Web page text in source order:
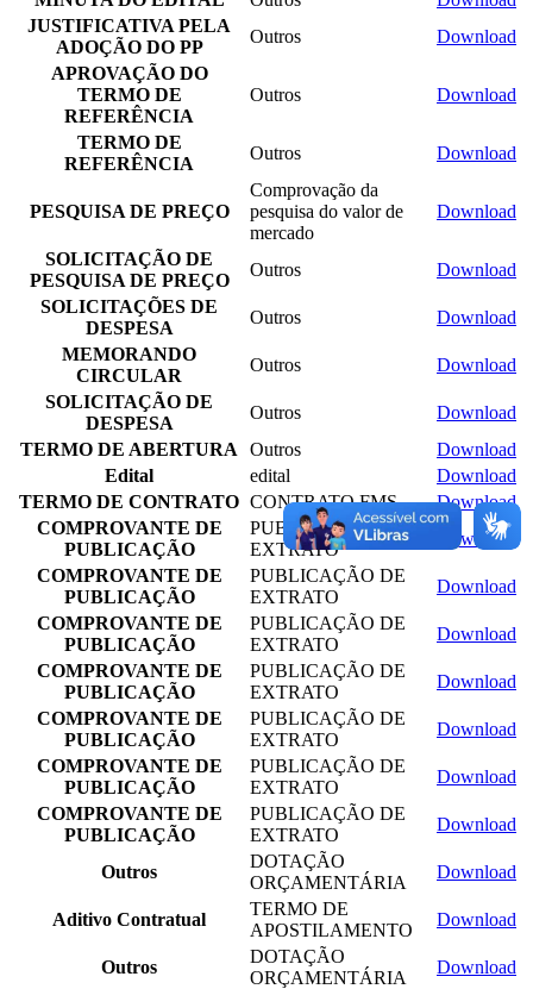
JUSTIFICATIVA PELA
ADOÇÃO DO PP
Outros
Download
APROVAÇÃO DO
TERMO DE
REFERÊNCIA
Outros Download
TERMO DE
REFERÊNCIA
Outros Download
PESQUISA DE PREÇO
Comprovação da
pesquisa do valor de
mercado
Download
SOLICITAÇÃO DE
PESQUISA DE PREÇO
Outros
Download
SOLICITAÇÕES DE
DESPESA
Outros
Download
MEMORANDO
CIRCULAR
Outros
Download
SOLICITAÇÃO DE
DESPESA
Outros
Download
TERMO DE ABERTURA
Outros
Download
Edital
edital
Download
TERMO DE CONTRATO CONTRATO FMS
Download
COMPROVANTE DE
PUBLICAÇÃO
PUBLICAÇÃO DE
EXTRATO
Download
COMPROVANTE DE
PUBLICAÇÃO
PUBLICAÇÃO DE
EXTRATO
Download
COMPROVANTE DE
PUBLICAÇÃO
PUBLICAÇÃO DE
EXTRATO
Download
COMPROVANTE DE
PUBLICAÇÃO
PUBLICAÇÃO DE
EXTRATO
Download
COMPROVANTE DE
PUBLICAÇÃO
PUBLICAÇÃO DE
EXTRATO
Download
COMPROVANTE DE
PUBLICAÇÃO
PUBLICAÇÃO DE
EXTRATO
Download
COMPROVANTE DE
PUBLICAÇÃO
PUBLICAÇÃO DE
EXTRATO
Download
Outros
DOTAÇÃO
ORÇAMENTÁRIA
Download
Aditivo Contratual
TERMO DE
APOSTILAMENTO
Download
Outros
DOTAÇÃO
ORÇAMENTÁRIA
Download